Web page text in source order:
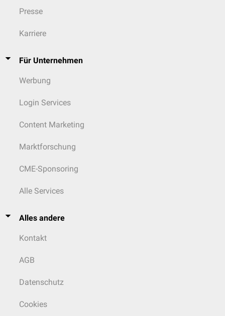
Presse
Karriere
Für Unternehmen
Werbung
Login Services
Content Marketing
Marktforschung
CME-Sponsoring
Alle Services
Alles andere
Kontakt
AGB
Datenschutz
Cookies